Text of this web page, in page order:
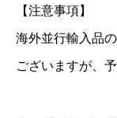
【注意事項】
海外並行輸入品
ございますが、